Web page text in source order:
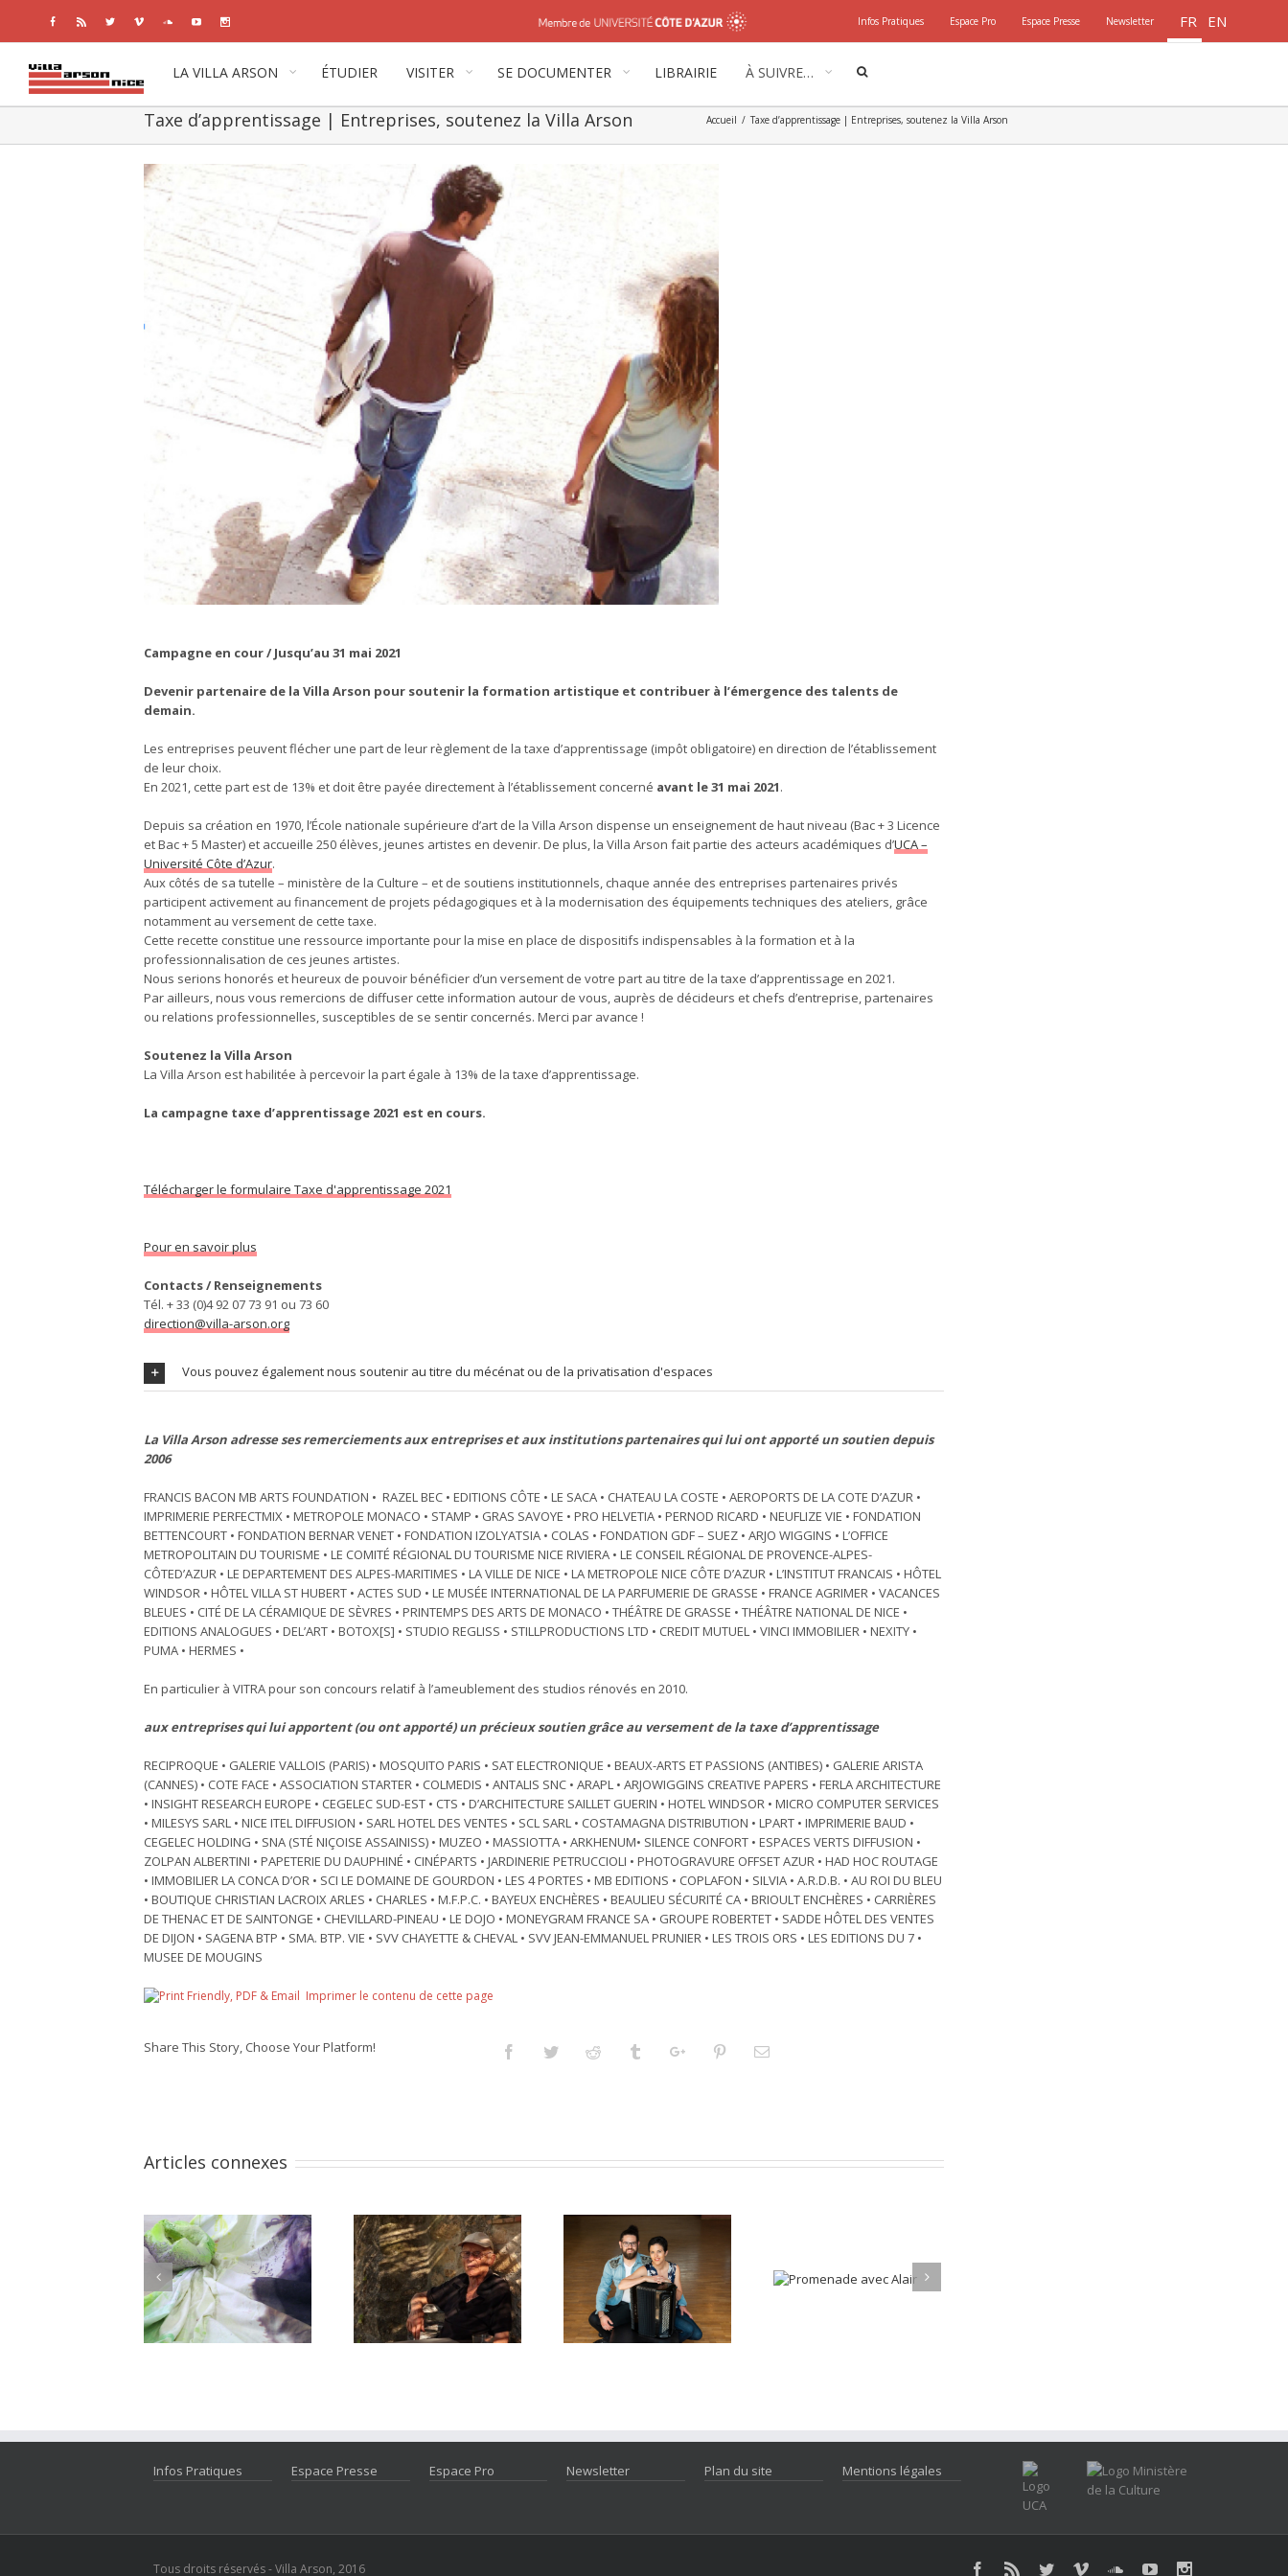
FacebookRss Twitter Vimeo SoundcloudYoutube Infos Pratiques Espace Pro Espace Presse Newsletter FR EN
LA VILLA ARSON ÉTUDIER VISITER SE DOCUMENTER LIBRAIRIE À SUIVRE…
Taxe d’apprentissage | Entreprises, soutenez la Villa Arson Accueil / Taxe d’apprentissage | Entreprises, soutenez la Villa Arson
View
Larger
Image
Campagne en cour / Jusqu’au 31 mai 2021
Devenir partenaire de la Villa Arson pour soutenir la formation artistique et contribuer à l’émergence des talents de
demain.
Les entreprises peuvent flécher une part de leur règlement de la taxe d’apprentissage (impôt obligatoire) en direction de l’établissement
de leur choix.
En 2021, cette part est de 13% et doit être payée directement à l’établissement concerné avant le 31 mai 2021.
Depuis sa création en 1970, l’École nationale supérieure d’art de la Villa Arson dispense un enseignement de haut niveau (Bac + 3 Licence
et Bac + 5 Master) et accueille 250 élèves, jeunes artistes en devenir. De plus, la Villa Arson fait partie des acteurs académiques d’UCA –
Université Côte d’Azur.
Aux côtés de sa tutelle – ministère de la Culture – et de soutiens institutionnels, chaque année des entreprises partenaires privés
participent activement au financement de projets pédagogiques et à la modernisation des équipements techniques des ateliers, grâce
notamment au versement de cette taxe.
Cette recette constitue une ressource importante pour la mise en place de dispositifs indispensables à la formation et à la
professionnalisation de ces jeunes artistes.
Nous serions honorés et heureux de pouvoir bénéficier d’un versement de votre part au titre de la taxe d’apprentissage en 2021.
Par ailleurs, nous vous remercions de diffuser cette information autour de vous, auprès de décideurs et chefs d’entreprise, partenaires
ou relations professionnelles, susceptibles de se sentir concernés. Merci par avance !
Soutenez la Villa Arson
La Villa Arson est habilitée à percevoir la part égale à 13% de la taxe d’apprentissage.
La campagne taxe d’apprentissage 2021 est en cours.
Télécharger le formulaire Taxe d'apprentissage 2021
Pour en savoir plus
Contacts / Renseignements
Tél. + 33 (0)4 92 07 73 91 ou 73 60
direction@villa-arson.org
Vous pouvez également nous soutenir au titre du mécénat ou de la privatisation d'espaces
La Villa Arson adresse ses remerciements aux entreprises et aux institutions partenaires qui lui ont apporté un soutien depuis
2006
FRANCIS BACON MB ARTS FOUNDATION • RAZEL BEC • EDITIONS CÔTE • LE SACA • CHATEAU LA COSTE • AEROPORTS DE LA COTE D’AZUR •
IMPRIMERIE PERFECTMIX • METROPOLE MONACO • STAMP • GRAS SAVOYE • PRO HELVETIA • PERNOD RICARD • NEUFLIZE VIE • FONDATION
BETTENCOURT • FONDATION BERNAR VENET • FONDATION IZOLYATSIA • COLAS • FONDATION GDF – SUEZ • ARJO WIGGINS • L’OFFICE
METROPOLITAIN DU TOURISME • LE COMITÉ RÉGIONAL DU TOURISME NICE RIVIERA • LE CONSEIL RÉGIONAL DE PROVENCE-ALPES-
CÔTED’AZUR • LE DEPARTEMENT DES ALPES-MARITIMES • LA VILLE DE NICE • LA METROPOLE NICE CÔTE D’AZUR • L’INSTITUT FRANCAIS • HÔTEL
WINDSOR • HÔTEL VILLA ST HUBERT • ACTES SUD • LE MUSÉE INTERNATIONAL DE LA PARFUMERIE DE GRASSE • FRANCE AGRIMER • VACANCES
BLEUES • CITÉ DE LA CÉRAMIQUE DE SÈVRES • PRINTEMPS DES ARTS DE MONACO • THÉÂTRE DE GRASSE • THÉÂTRE NATIONAL DE NICE •
EDITIONS ANALOGUES • DEL’ART • BOTOX[S] • STUDIO REGLISS • STILLPRODUCTIONS LTD • CREDIT MUTUEL • VINCI IMMOBILIER • NEXITY •
PUMA • HERMES •
En particulier à VITRA pour son concours relatif à l’ameublement des studios rénovés en 2010.
aux entreprises qui lui apportent (ou ont apporté) un précieux soutien grâce au versement de la taxe d’apprentissage
RECIPROQUE • GALERIE VALLOIS (PARIS) • MOSQUITO PARIS • SAT ELECTRONIQUE • BEAUX-ARTS ET PASSIONS (ANTIBES) • GALERIE ARISTA
(CANNES) • COTE FACE • ASSOCIATION STARTER • COLMEDIS • ANTALIS SNC • ARAPL • ARJOWIGGINS CREATIVE PAPERS • FERLA ARCHITECTURE
• INSIGHT RESEARCH EUROPE • CEGELEC SUD-EST • CTS • D’ARCHITECTURE SAILLET GUERIN • HOTEL WINDSOR • MICRO COMPUTER SERVICES
• MILESYS SARL • NICE ITEL DIFFUSION • SARL HOTEL DES VENTES • SCL SARL • COSTAMAGNA DISTRIBUTION • LPART • IMPRIMERIE BAUD •
CEGELEC HOLDING • SNA (STÉ NIÇOISE ASSAINISS) • MUZEO • MASSIOTTA • ARKHENUM• SILENCE CONFORT • ESPACES VERTS DIFFUSION •
ZOLPAN ALBERTINI • PAPETERIE DU DAUPHINÉ • CINÉPARTS • JARDINERIE PETRUCCIOLI • PHOTOGRAVURE OFFSET AZUR • HAD HOC ROUTAGE
• IMMOBILIER LA CONCA D’OR • SCI LE DOMAINE DE GOURDON • LES 4 PORTES • MB EDITIONS • COPLAFON • SILVIA • A.R.D.B. • AU ROI DU BLEU
• BOUTIQUE CHRISTIAN LACROIX ARLES • CHARLES • M.F.P.C. • BAYEUX ENCHÈRES • BEAULIEU SÉCURITÉ CA • BRIOULT ENCHÈRES • CARRIÈRES
DE THENAC ET DE SAINTONGE • CHEVILLARD-PINEAU • LE DOJO • MONEYGRAM FRANCE SA • GROUPE ROBERTET • SADDE HÔTEL DES VENTES
DE DIJON • SAGENA BTP • SMA. BTP. VIE • SVV CHAYETTE & CHEVAL • SVV JEAN-EMMANUEL PRUNIER • LES TROIS ORS • LES EDITIONS DU 7 •
MUSEE DE MOUGINS
Imprimer le contenu de cette page
Share This Story, Choose Your Platform! FacebookTwitterReddit TumblrGoogleplusPinterestEmail
Articles connexes
Infos Pratiques Espace Presse Espace Pro Newsletter Plan du site Mentions légales
Tous droits réservés - Villa Arson, 2016 Facebook
Rss TwitterVimeoSoundcloud
Youtube